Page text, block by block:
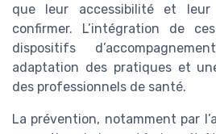
que leur accessibilité et
confirmer. L’intégration de
dispositifs
adaptation des pratiques et
des professionnels de santé.
La prévention, notamment par